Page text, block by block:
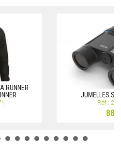
RUNNER
JUMELLES
Réf.: